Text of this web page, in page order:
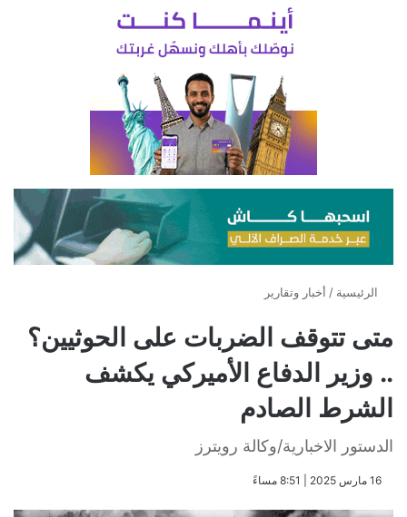
الرئيسية / أخبار وتقارير
متى تتوقف الضربات على الحوثيين؟
.. وزير الدفاع الأميركي يكشف
الشرط الصادم
الدستور الاخبارية/وكالة رويترز
​16 مارس 2025 | 8:51 مساءً